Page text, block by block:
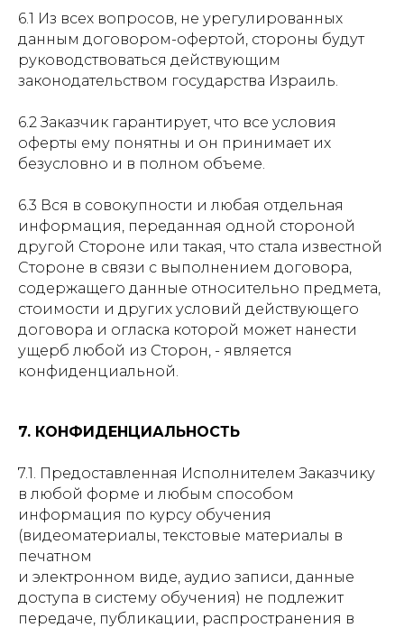
6.1 Из всех вопросов, не урегулированных
данным договором-офертой, стороны будут
руководствоваться действующим
законодательством государства Израиль.
6.2 Заказчик гарантирует, что все условия
оферты ему понятны и он принимает их
безусловно и в полном объеме.
6.3 Вся в совокупности и любая отдельная
информация, переданная одной стороной
другой Стороне или такая, что стала известной
Стороне в связи с выполнением договора,
содержащего данные относительно предмета,
стоимости и других условий действующего
договора и огласка которой может нанести
ущерб любой из Сторон, - является
конфиденциальной.
7. КОНФИДЕНЦИАЛЬНОСТЬ
7.1. Предоставленная Исполнителем Заказчику
в любой форме и любым способом
информация по курсу обучения
(видеоматериалы, текстовые материалы в
печатном
и электронном виде, аудио записи, данные
доступа в систему обучения) не подлежит
передаче, публикации, распространения в